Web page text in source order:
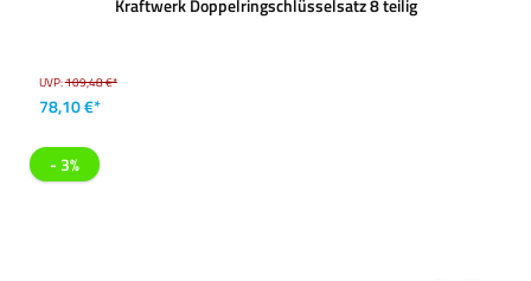
Kraftwerk Doppelringschlüsselsatz 8 teilig
UVP:109,48 €*
78,10 €*
- 3%